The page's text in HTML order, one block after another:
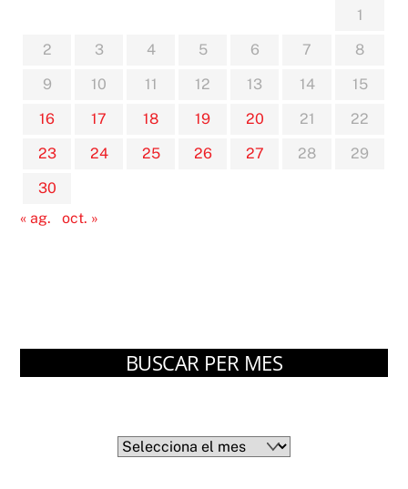
1
2
3 4 5 6 7
8
9
10 11 12 13 14
15
16
17 18 19 20 21
22
23
24 25 26 27 28
29
30
« ag.
oct. »
BUSCAR PER MES
Arxius